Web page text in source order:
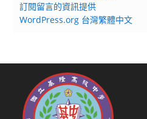
訂閱留言的資訊提供
WordPress.org 台灣繁體中文